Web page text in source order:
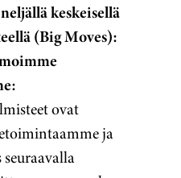
keskeisellä
(Big Moves):
ovat
ja